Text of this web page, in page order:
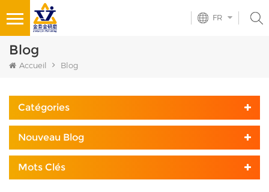
FR
Blog
Accueil Blog
Catégories
Nouveau Blog
Mots Clés